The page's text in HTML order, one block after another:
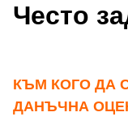
Често
КЪМ КОГО ДА
ДАНЪЧНА